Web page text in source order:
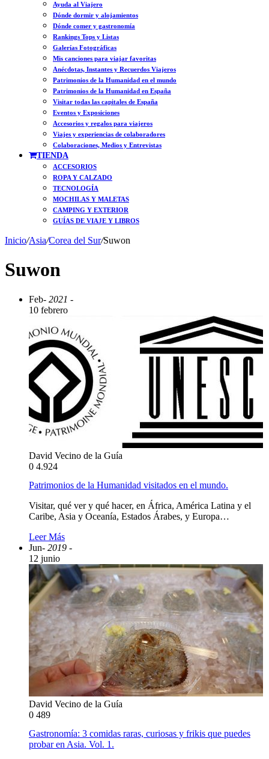
Ayuda al Viajero
Dónde dormir y alojamientos
Dónde comer y gastronomía
Rankings Tops y Listas
Galerías Fotográficas
Mis canciones para viajar favoritas
Anécdotas, Instantes y Recuerdos Viajeros
Patrimonios de la Humanidad en el mundo
Patrimonios de la Humanidad en España
Visitar todas las capitales de España
Eventos y Exposiciones
Accesorios y regalos para viajeros
Viajes y experiencias de colaboradores
Colaboraciones, Medios y Entrevistas
TIENDA
ACCESORIOS
ROPA Y CALZADO
TECNOLOGÍA
MOCHILAS Y MALETAS
CAMPING Y EXTERIOR
GUÍAS DE VIAJE Y LIBROS
Inicio/Asia/Corea del Sur/Suwon
Suwon
Feb- 2021 -
10 febrero
David Vecino de la Guía
0 4.924
Patrimonios de la Humanidad visitados en el mundo.
Visitar, qué ver y qué hacer, en África, América Latina y el
Caribe, Asia y Oceanía, Estados Árabes, y Europa…
Leer Más
Jun- 2019 -
12 junio
David Vecino de la Guía
0 489
Gastronomía: 3 comidas raras, curiosas y frikis que puedes
probar en Asia. Vol. 1.